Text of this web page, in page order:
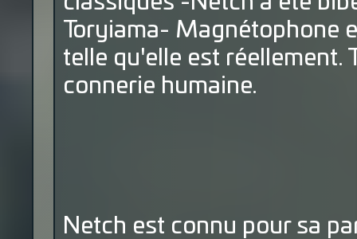
Toryiama- Magnétophone
telle qu'elle est réellement.
connerie humaine.
Netch est connu pour sa